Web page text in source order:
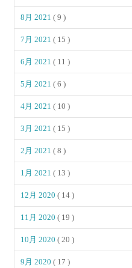
8月 2021( 9 )
7月 2021( 15 )
6月 2021( 11 )
5月 2021( 6 )
4月 2021( 10 )
3月 2021( 15 )
2月 2021( 8 )
1月 2021( 13 )
12月 2020( 14 )
11月 2020( 19 )
10月 2020( 20 )
9月 2020( 17 )